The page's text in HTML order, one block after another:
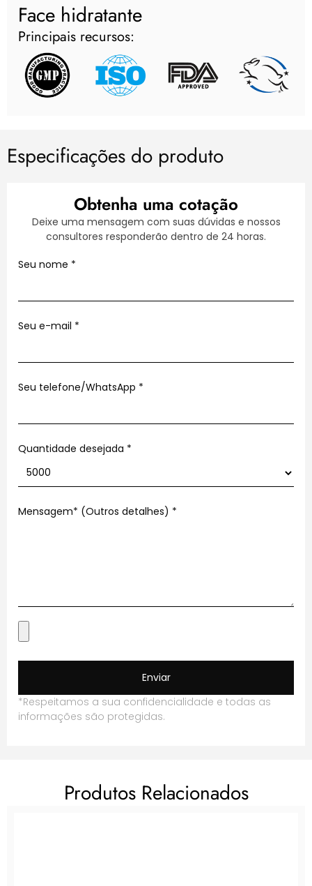
Face hidratante
Principais recursos:
Especificações do produto
Obtenha uma cotação
Deixe uma mensagem com suas dúvidas e nossos
consultores responderão dentro de 24 horas.
Seu nome *
Seu e-mail *
Seu telefone/WhatsApp *
Quantidade desejada *
Mensagem* (Outros detalhes) *
Enviar
*Respeitamos a sua confidencialidade e todas as
informações são protegidas.
Produtos Relacionados